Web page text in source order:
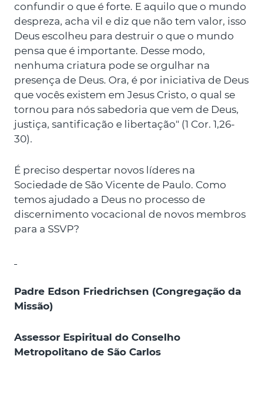
confundir o que é forte. E aquilo que o mundo
despreza, acha vil e diz que não tem valor, isso
Deus escolheu para destruir o que o mundo
pensa que é importante. Desse modo,
nenhuma criatura pode se orgulhar na
presença de Deus. Ora, é por iniciativa de Deus
que vocês existem em Jesus Cristo, o qual se
tornou para nós sabedoria que vem de Deus,
justiça, santificação e libertação" (1 Cor. 1,26-
30).
É preciso despertar novos líderes na
Sociedade de São Vicente de Paulo. Como
temos ajudado a Deus no processo de
discernimento vocacional de novos membros
para a SSVP?
Padre Edson Friedrichsen (Congregação da
Missão)
Assessor Espiritual do Conselho
Metropolitano de São Carlos